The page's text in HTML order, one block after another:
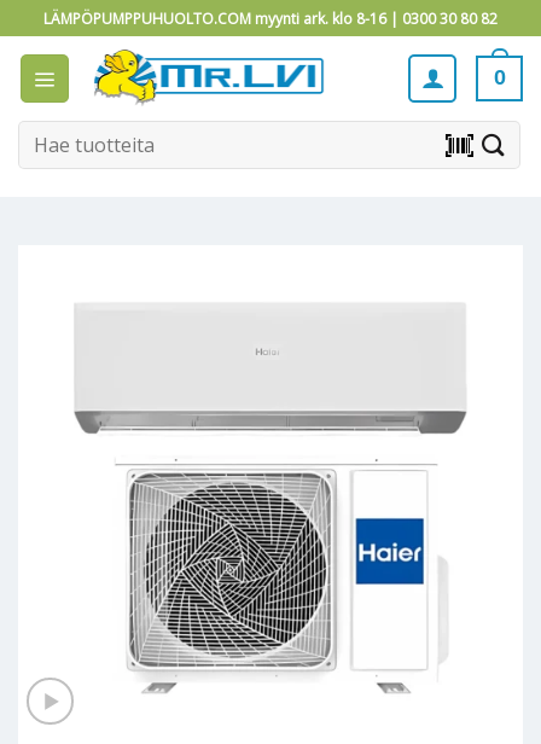
to
content
LÄMPÖPUMPPUHUOLTO.COM myynti ark. klo 8-16 | 0300 30 80 82
0
Etsi: barcode_scanner